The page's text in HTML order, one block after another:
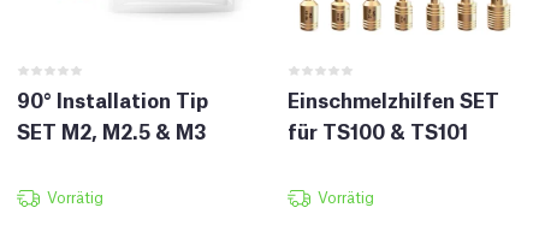
90° Installation Tip
SET M2, M2.5 & M3
Vorrätig
Einschmelzhilfen SET
für TS100 & TS101
Vorrätig